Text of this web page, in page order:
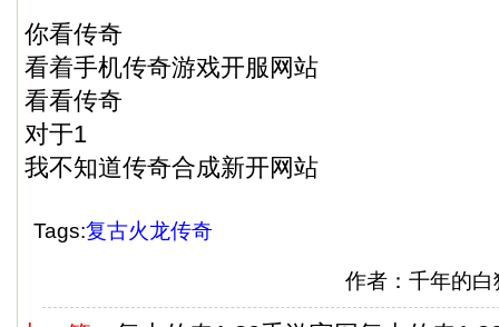
你看传奇
看着手机传奇游戏开服网站
看看传奇
对于1
我不知道传奇合成新开网站
Tags:复古火龙传奇
作者：千年的